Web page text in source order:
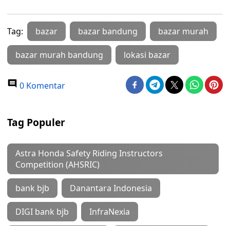
Tag: bazar bazar bandung bazar murah
bazar murah bandung lokasi bazar
0 Komentar
Tag Populer
Astra Honda Safety Riding Instructors
Competition (AHSRIC)
bank bjb Danantara Indonesia
DIGI bank bjb InfraNexia